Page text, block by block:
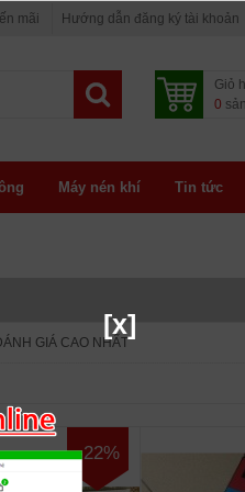
[x]
mãi Hướng dẫn đăng ký tài khoản
Giỏ
0
Máy nén khí Tin tức
GIÁ CAO NHẤT
-22%